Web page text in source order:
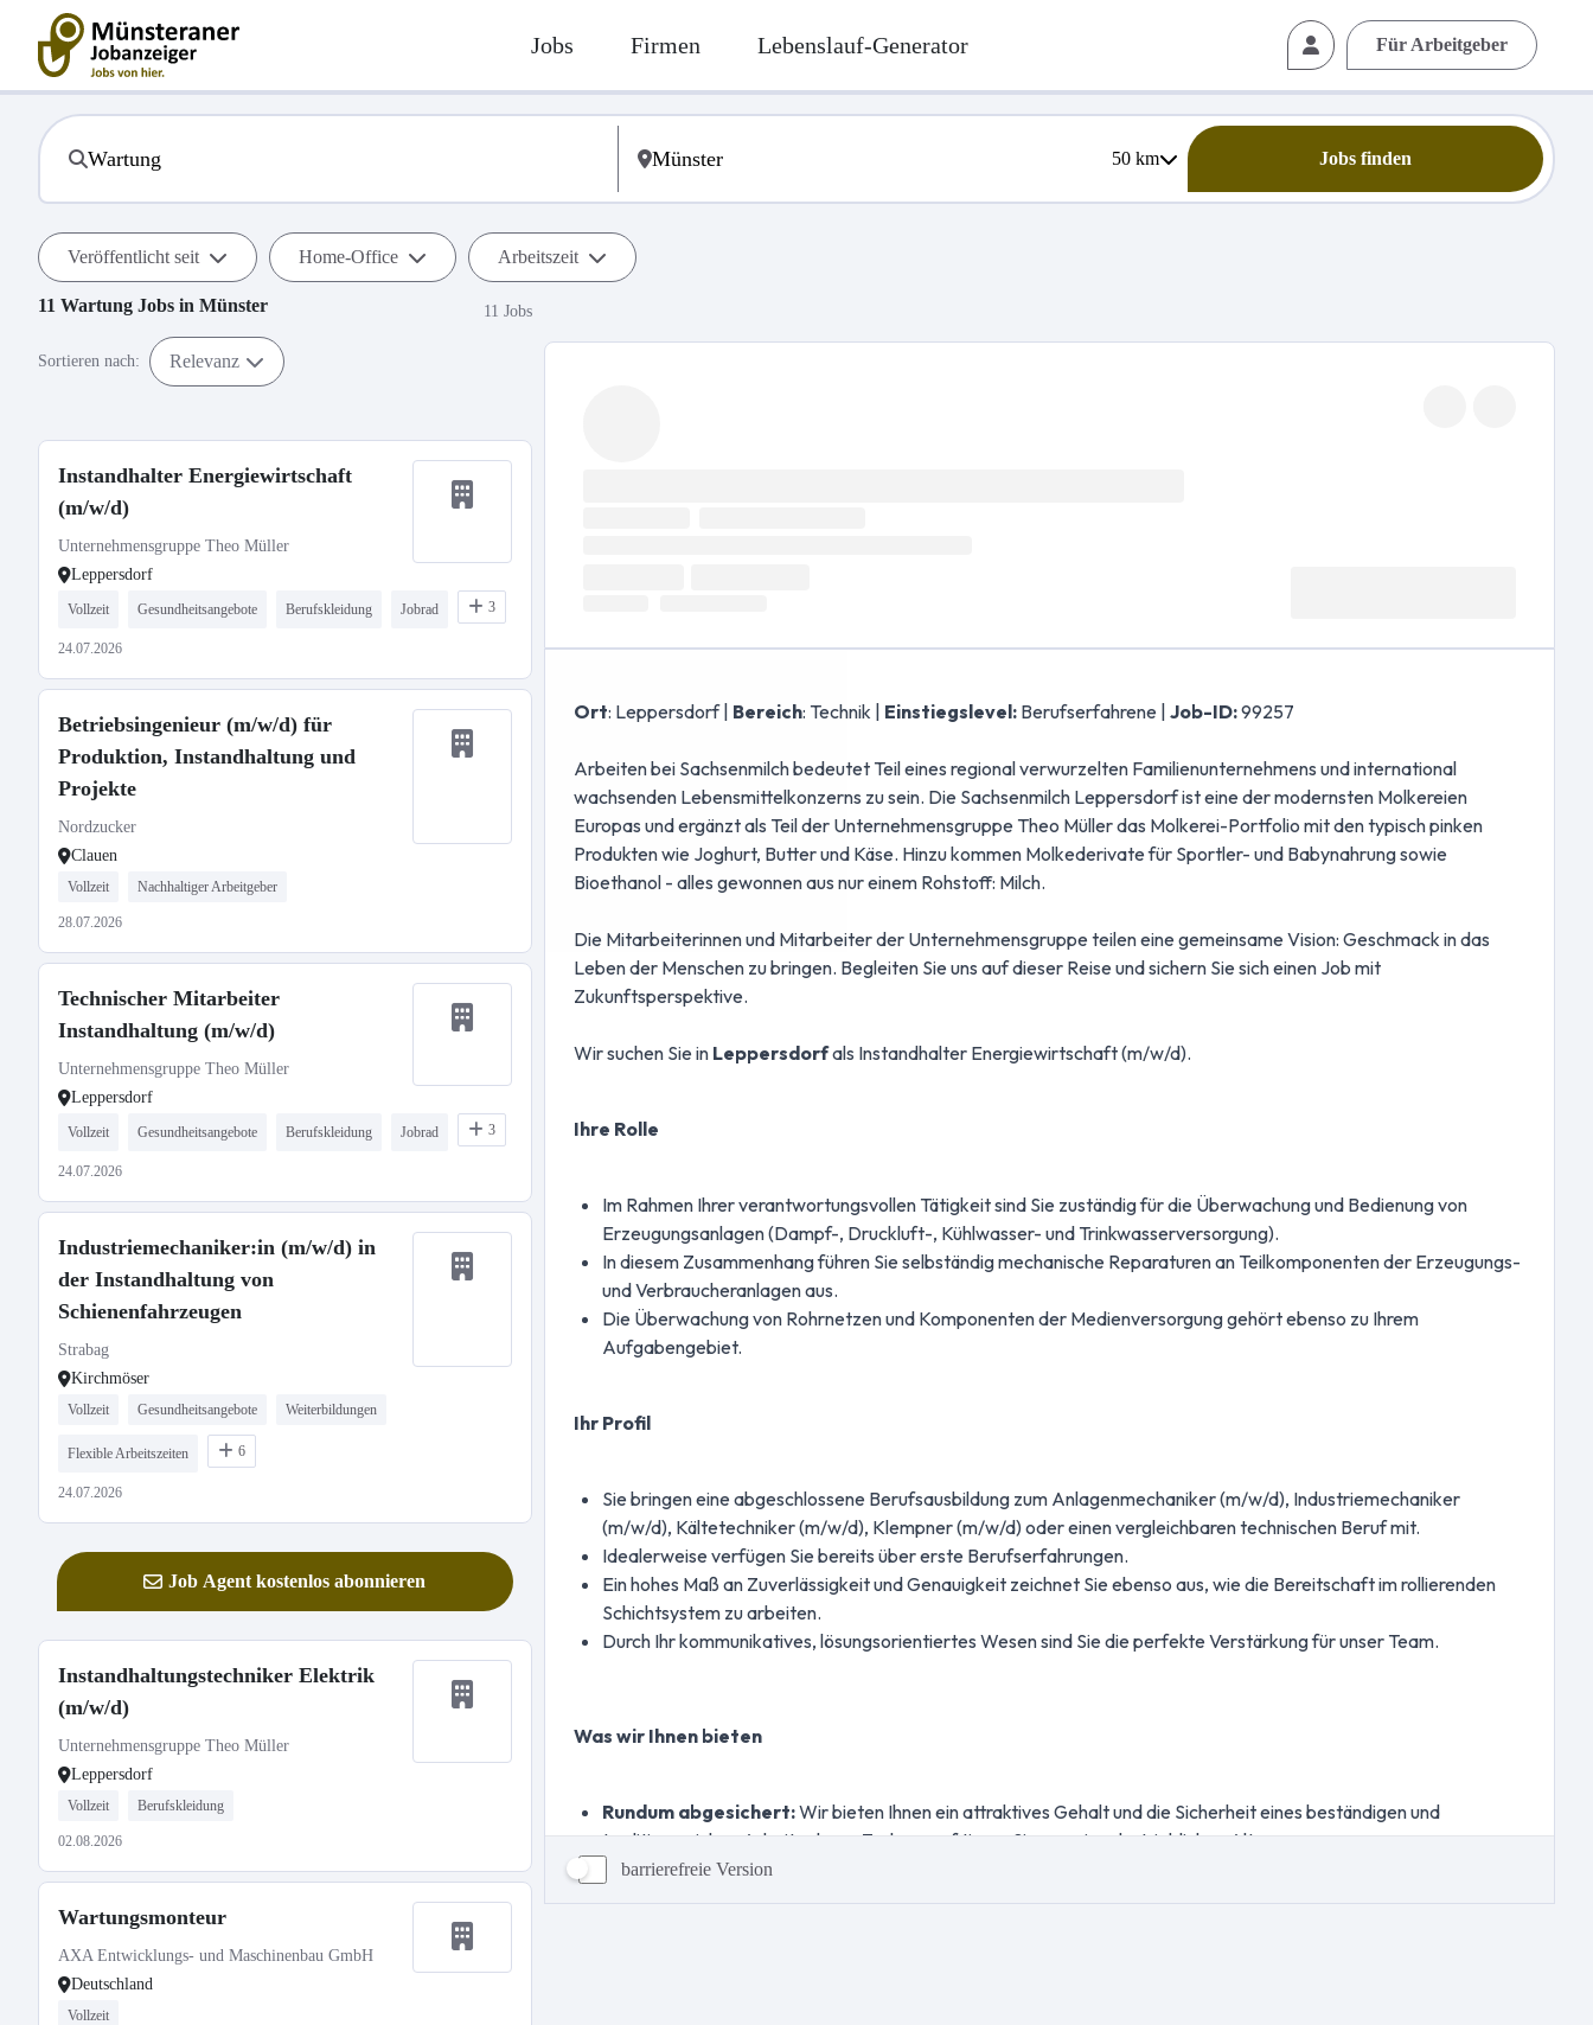
Jobs Firmen Lebenslauf-Generator Für Arbeitgeber
50km Jobs finden
Veröffentlicht seit Home-Office Arbeitszeit
11 Wartung Jobs in Münster 11 Jobs
Sortieren nach: Relevanz
Instandhalter Energiewirtschaft
(m/w/d)
Unternehmensgruppe Theo Müller
Leppersdorf
Vollzeit Gesundheitsangebote Berufskleidung Jobrad 3
24.07.2026
Betriebsingenieur (m/w/d) für
Produktion, Instandhaltung und
Projekte
Nordzucker
Clauen
Vollzeit Nachhaltiger Arbeitgeber
28.07.2026
Technischer Mitarbeiter
Instandhaltung (m/w/d)
Unternehmensgruppe Theo Müller
Leppersdorf
Vollzeit Gesundheitsangebote Berufskleidung Jobrad 3
24.07.2026
Industriemechaniker:in (m/w/d) in
der Instandhaltung von
Schienenfahrzeugen
Strabag
Kirchmöser
Vollzeit Gesundheitsangebote Weiterbildungen
Flexible Arbeitszeiten 6
24.07.2026
Job Agent kostenlos abonnieren
Instandhaltungstechniker Elektrik
(m/w/d)
Unternehmensgruppe Theo Müller
Leppersdorf
Vollzeit Berufskleidung
02.08.2026
Wartungsmonteur
AXA Entwicklungs- und Maschinenbau GmbH
Deutschland
Vollzeit
barrierefreie Version